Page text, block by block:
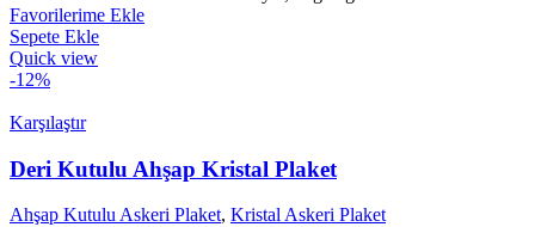
Favorilerime Ekle
Sepete Ekle
Quick view
-12%
Karşılaştır
Deri Kutulu Ahşap Kristal Plaket
Ahşap Kutulu Askeri Plaket, Kristal Askeri Plaket